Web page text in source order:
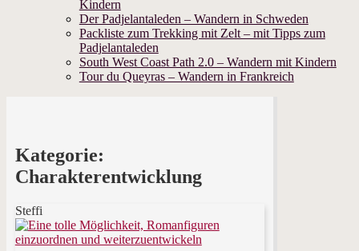
Kindern
Der Padjelantaleden – Wandern in Schweden
Packliste zum Trekking mit Zelt – mit Tipps zum
Padjelantaleden
South West Coast Path 2.0 – Wandern mit Kindern
Tour du Queyras – Wandern in Frankreich
Kategorie:
Charakterentwicklung
Steffi